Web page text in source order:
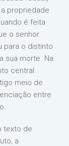
propriedade
é feita
o senhor
para o distinto
sua morte. Na
central
meio de
entre
texto de
a